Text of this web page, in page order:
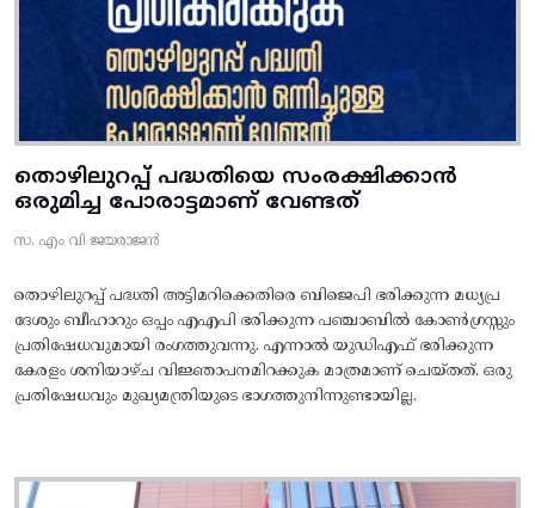
തൊഴിലുറപ്പ് പദ്ധതിയെ സംരക്ഷിക്കാൻ
ഒരുമിച്ച പോരാട്ടമാണ് വേണ്ടത്
സ. എം വി ജയരാജൻ
തൊഴിലുറപ്പ് പദ്ധതി അട്ടിമറിക്കെതിരെ ബിജെപി ഭരിക്കുന്ന മധ്യപ്ര
ദേശും ബീഹാറും ഒപ്പം എഎപി ഭരിക്കുന്ന പഞ്ചാബിൽ കോൺഗ്രസ്സും
പ്രതിഷേധവുമായി രംഗത്തുവന്നു. എന്നാൽ യുഡിഎഫ് ഭരിക്കുന്ന
കേരളം ശനിയാഴ്ച വിജ്ഞാപനമിറക്കുക മാത്രമാണ് ചെയ്തത്. ഒരു
പ്രതിഷേധവും മുഖ്യമന്ത്രിയുടെ ഭാഗത്തുനിന്നുണ്ടായില്ല.